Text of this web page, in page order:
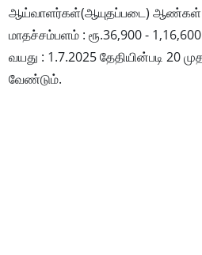
ஆய்வாளர்கள்(ஆயுதப்படை) ஆண்கள்
மாதச்சம்பளம் : ரூ.36,900 -
வயது : 1.7.2025 தேதியின்படி 20
வேண்டும்.